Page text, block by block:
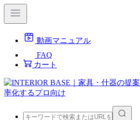
動画マニュアル
FAQ
カート